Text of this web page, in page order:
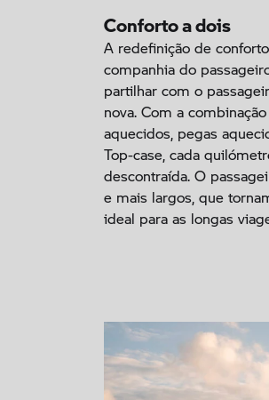
Conforto a dois
A redefinição de
companhia do
partilhar com o
nova. Com a
aquecidos, pegas
Top-case, cada
descontraída. O
e mais largos, que
ideal para as longas